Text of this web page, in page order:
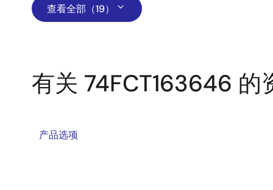
查看全部（19）
有关 74FCT163646 的
产品选项